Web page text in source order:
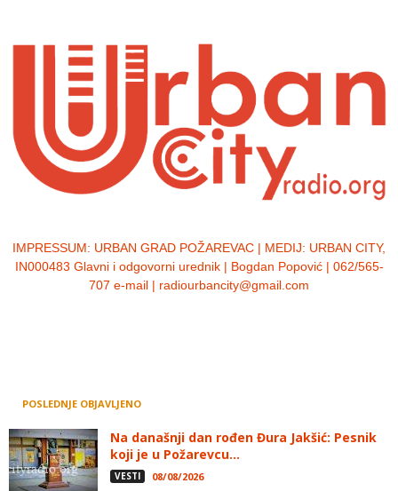
IMPRESSUM: URBAN GRAD POŽAREVAC | MEDIJ: URBAN CITY,
IN000483 Glavni i odgovorni urednik | Bogdan Popović | 062/565-
707 e-mail | radiourbancity@gmail.com
POSLEDNJE OBJAVLJENO
Na današnji dan rođen Đura Jakšić: Pesnik
koji je u Požarevcu...
VESTI 08/08/2026